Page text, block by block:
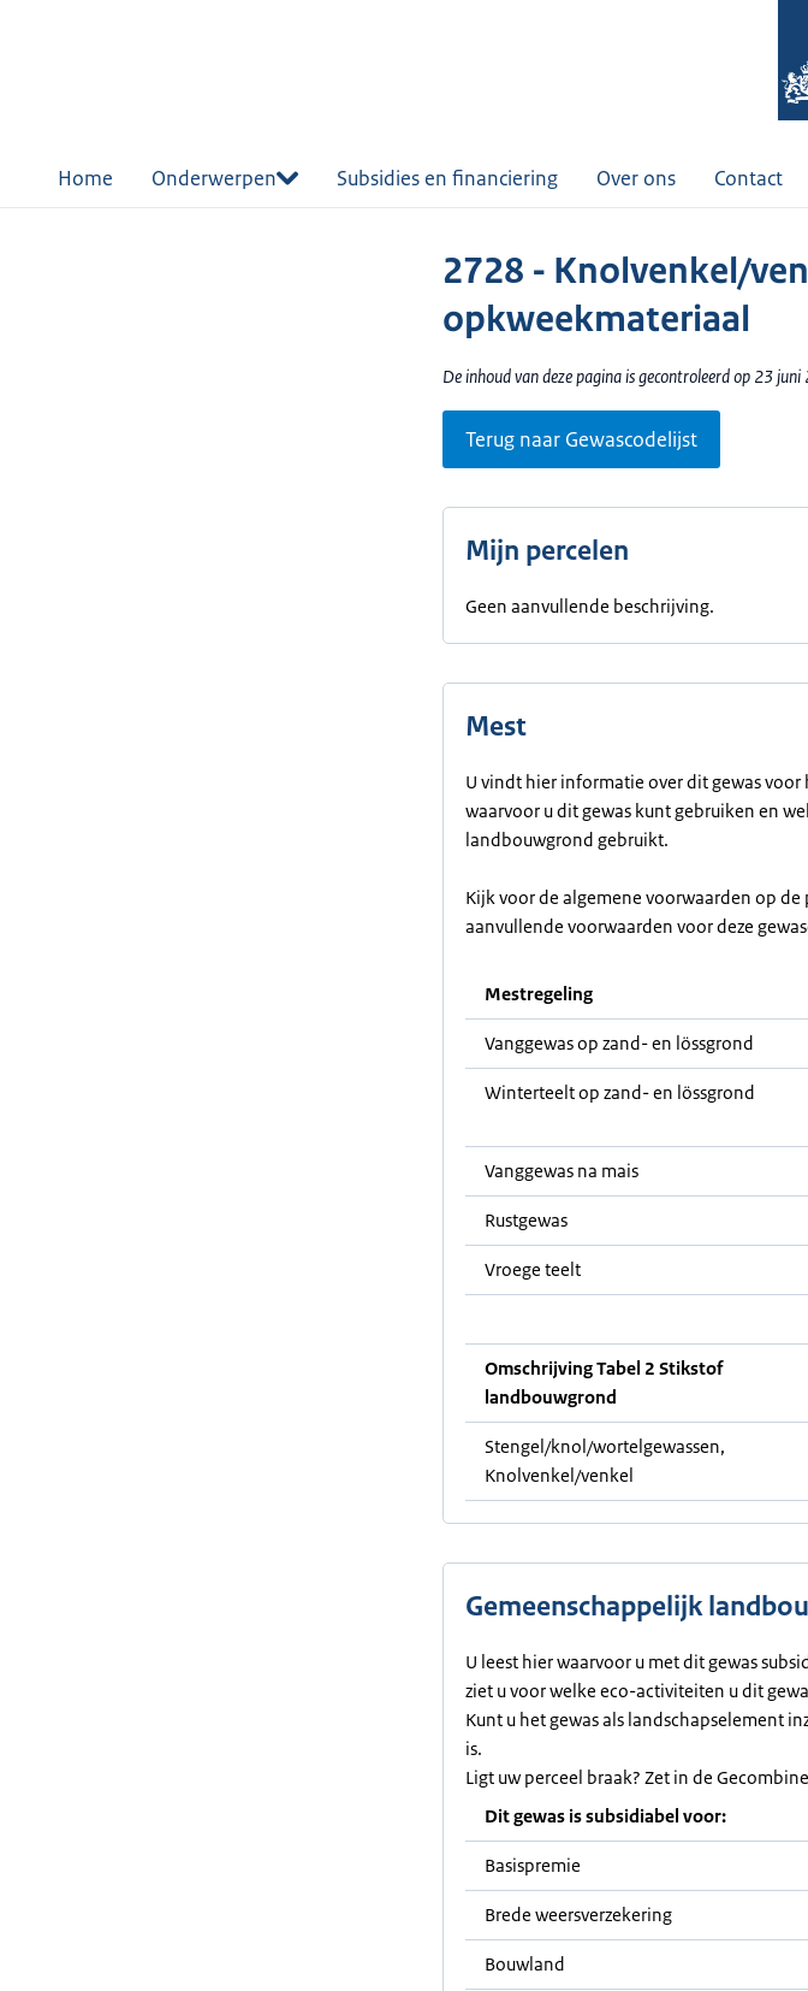
Home Onderwerpen Subsidies en financiering Over ons Contact
2728 - Knolvenkel/
opkweekmateriaal
De inhoud van deze pagina is gecontroleerd op 23
Terug naar Gewascodelijst
Mijn percelen
Geen aanvullende beschrijving.
Mest
U vindt hier informatie over dit gewas
waarvoor u dit gewas kunt gebruiken en
landbouwgrond gebruikt.
Kijk voor de algemene voorwaarden op
aanvullende voorwaarden voor deze
Mestregeling
Vanggewas op zand- en lössgrond
Winterteelt op zand- en lössgrond
Vanggewas na mais
Rustgewas
Vroege teelt
Omschrijving Tabel 2 Stikstof
landbouwgrond
Stengel/knol/wortelgewassen,
Knolvenkel/venkel
Gemeenschappelijk
U leest hier waarvoor u met dit gewas
ziet u voor welke eco-activiteiten u dit
Kunt u het gewas als landschapselement
is.
Ligt uw perceel braak? Zet in de
Dit gewas is subsidiabel voor:
Basispremie
Brede weersverzekering
Bouwland